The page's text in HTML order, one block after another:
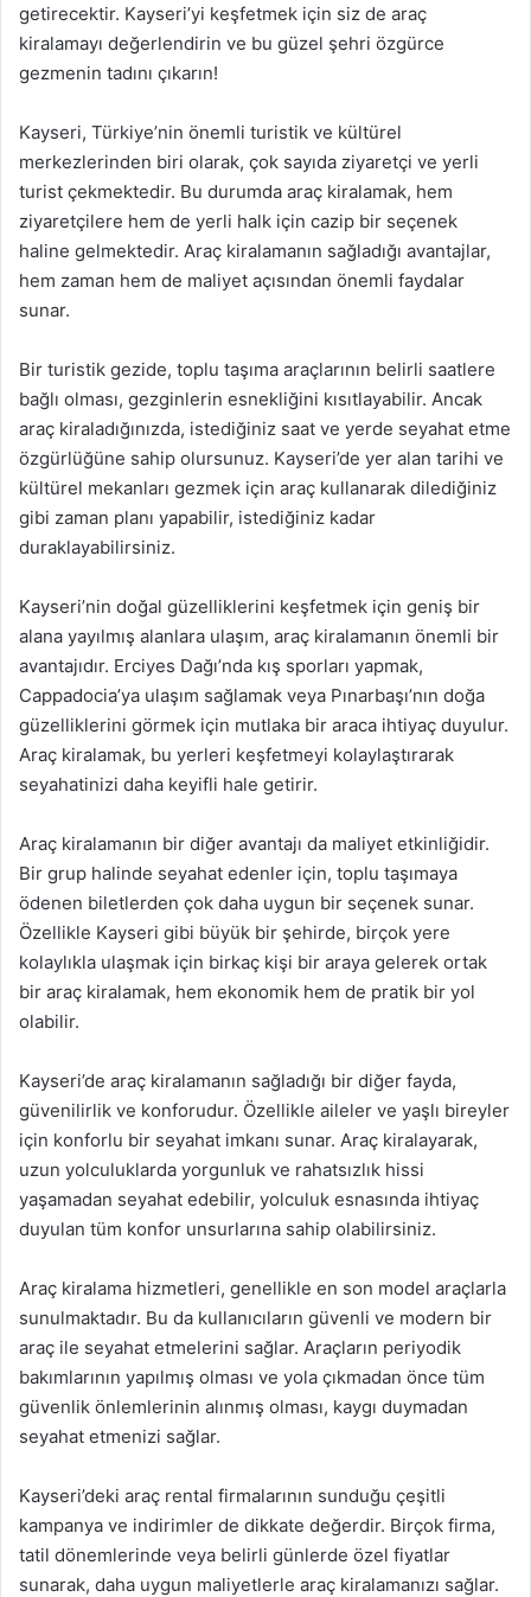
getirecektir. Kayseri’yi keşfetmek için siz de araç
kiralamayı değerlendirin ve bu güzel şehri özgürce
gezmenin tadını çıkarın!
Kayseri, Türkiye’nin önemli turistik ve kültürel
merkezlerinden biri olarak, çok sayıda ziyaretçi ve yerli
turist çekmektedir. Bu durumda araç kiralamak, hem
ziyaretçilere hem de yerli halk için cazip bir seçenek
haline gelmektedir. Araç kiralamanın sağladığı avantajlar,
hem zaman hem de maliyet açısından önemli faydalar
sunar.
Bir turistik gezide, toplu taşıma araçlarının belirli saatlere
bağlı olması, gezginlerin esnekliğini kısıtlayabilir. Ancak
araç kiraladığınızda, istediğiniz saat ve yerde seyahat etme
özgürlüğüne sahip olursunuz. Kayseri’de yer alan tarihi ve
kültürel mekanları gezmek için araç kullanarak dilediğiniz
gibi zaman planı yapabilir, istediğiniz kadar
duraklayabilirsiniz.
Kayseri’nin doğal güzelliklerini keşfetmek için geniş bir
alana yayılmış alanlara ulaşım, araç kiralamanın önemli bir
avantajıdır. Erciyes Dağı’nda kış sporları yapmak,
Cappadocia’ya ulaşım sağlamak veya Pınarbaşı’nın doğa
güzelliklerini görmek için mutlaka bir araca ihtiyaç duyulur.
Araç kiralamak, bu yerleri keşfetmeyi kolaylaştırarak
seyahatinizi daha keyifli hale getirir.
Araç kiralamanın bir diğer avantajı da maliyet etkinliğidir.
Bir grup halinde seyahat edenler için, toplu taşımaya
ödenen biletlerden çok daha uygun bir seçenek sunar.
Özellikle Kayseri gibi büyük bir şehirde, birçok yere
kolaylıkla ulaşmak için birkaç kişi bir araya gelerek ortak
bir araç kiralamak, hem ekonomik hem de pratik bir yol
olabilir.
Kayseri’de araç kiralamanın sağladığı bir diğer fayda,
güvenilirlik ve konforudur. Özellikle aileler ve yaşlı bireyler
için konforlu bir seyahat imkanı sunar. Araç kiralayarak,
uzun yolculuklarda yorgunluk ve rahatsızlık hissi
yaşamadan seyahat edebilir, yolculuk esnasında ihtiyaç
duyulan tüm konfor unsurlarına sahip olabilirsiniz.
Araç kiralama hizmetleri, genellikle en son model araçlarla
sunulmaktadır. Bu da kullanıcıların güvenli ve modern bir
araç ile seyahat etmelerini sağlar. Araçların periyodik
bakımlarının yapılmış olması ve yola çıkmadan önce tüm
güvenlik önlemlerinin alınmış olması, kaygı duymadan
seyahat etmenizi sağlar.
Kayseri’deki araç rental firmalarının sunduğu çeşitli
kampanya ve indirimler de dikkate değerdir. Birçok firma,
tatil dönemlerinde veya belirli günlerde özel fiyatlar
sunarak, daha uygun maliyetlerle araç kiralamanızı sağlar.